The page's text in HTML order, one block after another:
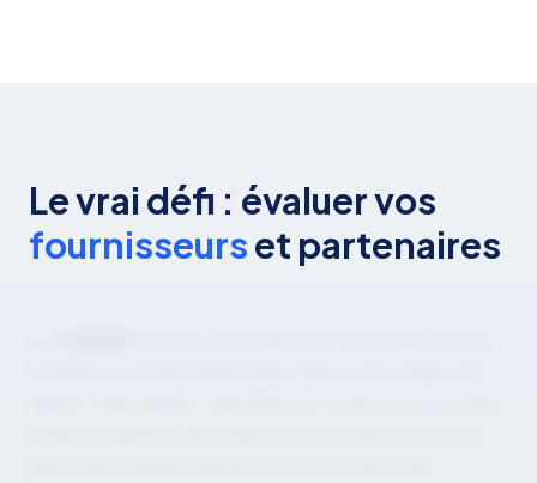
Le vrai défi : évaluer vos
fournisseurset partenaires